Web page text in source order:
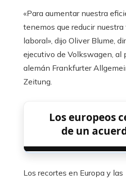
«Para aumentar nuestra
tenemos que reducir nuestra
laboral», dijo Oliver Blume,
ejecutivo de Volkswagen, al
alemán Frankfurter
Zeitung.
Los europeos
de un
Los recortes en Europa y las